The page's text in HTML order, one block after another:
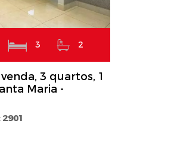
3 2
3 quartos, 1
Maria -